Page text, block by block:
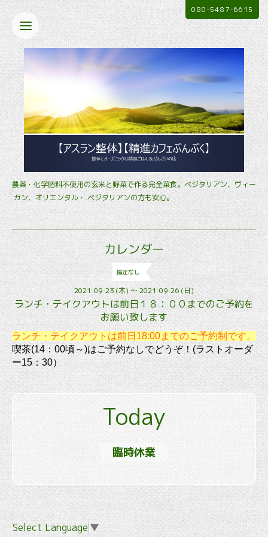
農薬・化学肥料不使用の玄米と野菜で作る完全菜食。ベジタリアン、ヴィー
ガン、オリエンタル・ ベジタリアンの方も安心。
080-5487-6615
カレンダー
指定なし
2021-09-23 (木) ～ 2021-09-26 (日)
ランチ・テイクアウトは前日１８：００までのご予約を
お願い致します
ランチ・テイクアウトは前日18:00までのご予約制です。
喫茶(14：00頃～)はご予約なしでどうぞ！(ラストオーダ
ー15：30）
Today
臨時休業
Select Language ▼